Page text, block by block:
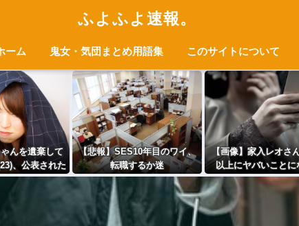
ふよふよ速報。
ーム 鬼女・気団まとめ用語集 このサイトについて
んを遺棄して
、公表された
顔がこちら⇒
【悲報】SES10年目のワイ、
転職するか迷
う・・・・・・・・・
【画像】家入レオさ
以上にヤバいことに
る…多分想像の何倍
バいｗｗｗｗｗｗｗｗ